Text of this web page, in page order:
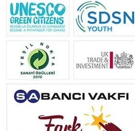
Yeliz Yılmaz
Tüm yazıları görüntüle